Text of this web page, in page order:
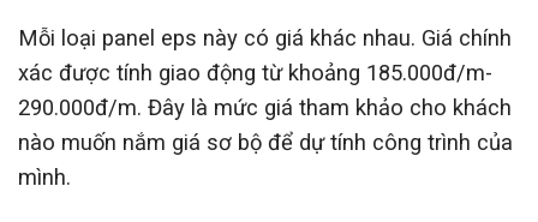
Mỗi loại panel eps này có giá khác nhau. Giá chính
xác được tính giao động từ khoảng 185.000đ/m-
290.000đ/m. Đây là mức giá tham khảo cho khách
nào muốn nắm giá sơ bộ để dự tính công trình của
mình.